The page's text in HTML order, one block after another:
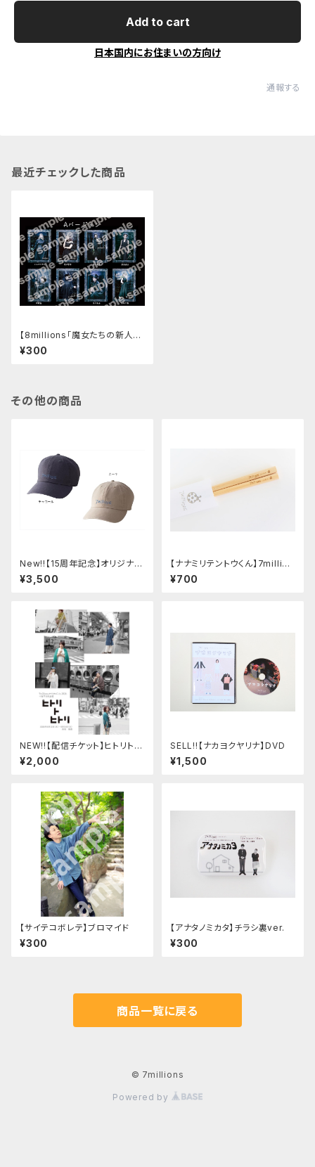
Add to cart
日本国内にお住まいの方向け
通報する
最近チェックした商品
【8millions「魔女たちの新人歓
迎会」】トレーディングカードバラ
売り
¥300
その他の商品
New!!【15周年記念】オリジナル
キャップ
¥3,500
【ナナミリテントウくん】7million
sオリジナルデザイン箸
¥700
NEW!!【配信チケット】ヒトリトヒ
トリ 朝顔ver.
¥2,000
SELL!!【ナカヨクヤリナ】DVD
¥1,500
【サイテコボレテ】ブロマイド
¥300
【アナタノミカタ】チラシ裏ver.
¥300
商品一覧に戻る
© 7millions
Powered by